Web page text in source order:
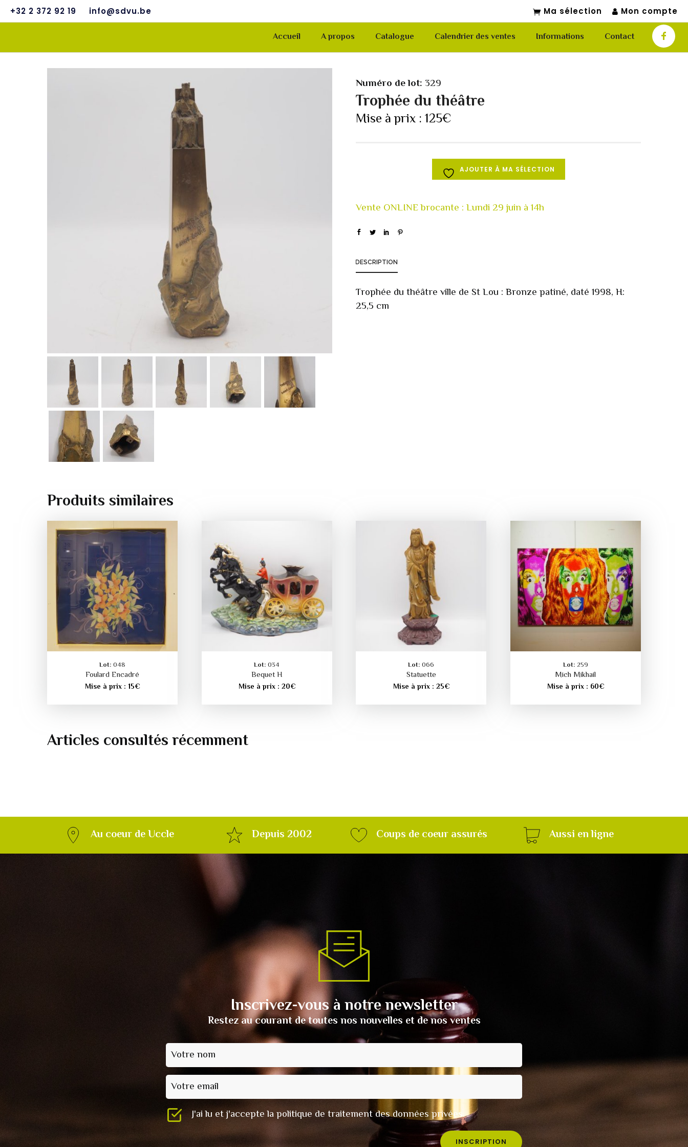
+32 2 372 92 19 info@sdvu.be Ma sélection Mon compte
Accueil A propos Catalogue Calendrier des ventes Informations Contact
Numéro de lot: 329
Trophée du théâtre
Mise à prix :125€
AJOUTER À MA SÉLECTION
DESCRIPTION
Trophée du théâtre ville de St Lou : Bronze patiné, daté 1998, H:
25,5 cm
Produits similaires
Lot: 048
Foulard Encadré
Mise à prix :15€
Lot: 034
Bequet H
Mise à prix : 20€
Lot: 066
Statuette
Mise à prix : 25€
Lot: 259
Mich Mikhail
Mise à prix : 60€
Articles consultés récemment
Au coeur de Uccle Depuis 2002 Coups de coeur assurés Aussi en ligne
Inscrivez-vous à notre newsletter
Restez au courant de toutes nos nouvelles et de nos ventes
Votre nom
Votre email
J'ai lu et j'accepte la politique de traitement des données privées.
INSCRIPTION